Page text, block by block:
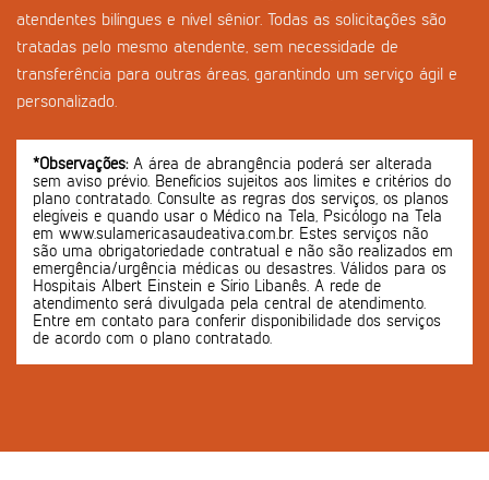
atendentes bilíngues e nível sênior. Todas as solicitações são
tratadas pelo mesmo atendente, sem necessidade de
transferência para outras áreas, garantindo um serviço ágil e
personalizado.
*Observações:A área de abrangência poderá ser alterada
sem aviso prévio. Benefícios sujeitos aos limites e critérios do
plano contratado. Consulte as regras dos serviços, os planos
elegíveis e quando usar o Médico na Tela, Psicólogo na Tela
em www.sulamericasaudeativa.com.br. Estes serviços não
são uma obrigatoriedade contratual e não são realizados em
emergência/urgência médicas ou desastres. Válidos para os
Hospitais Albert Einstein e Sírio Libanês. A rede de
atendimento será divulgada pela central de atendimento.
Entre em contato para conferir disponibilidade dos serviços
de acordo com o plano contratado.